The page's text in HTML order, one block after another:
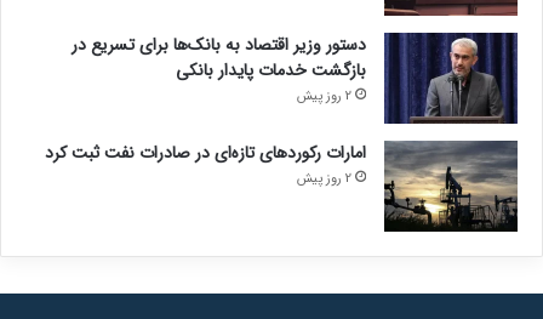
دستور وزیر اقتصاد به بانک‌ها برای تسریع در
بازگشت خدمات پایدار بانکی
2 روز پیش
امارات رکورد‌های تازه‌ای در صادرات نفت ثبت کرد
2 روز پیش